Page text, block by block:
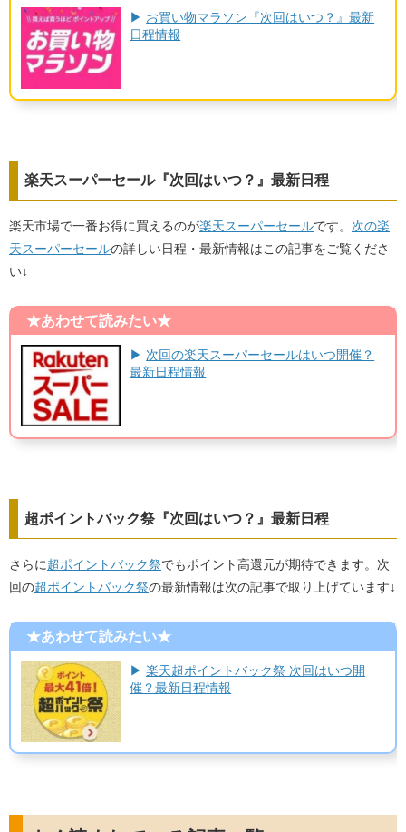
▶ お買い物マラソン『次回はいつ？』最新
日程情報
楽天スーパーセール『次回はいつ？』最新日程
楽天市場で一番お得に買えるのが楽天スーパーセールです。 次の楽
天スーパーセールの詳しい日程・最新情報はこの記事をご覧くださ
い↓
★あわせて読みたい★
▶ 次回の楽天スーパーセールはいつ開催？
最新日程情報
超ポイントバック祭『次回はいつ？』最新日程
さらに超ポイントバック祭でもポイント高還元が期待できます。次
回の超ポイントバック祭の最新情報は次の記事で取り上げています↓
★あわせて読みたい★
▶楽天超ポイントバック祭 次回はいつ開
催？最新日程情報